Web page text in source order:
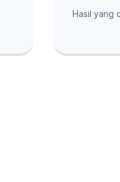
Hasil yang